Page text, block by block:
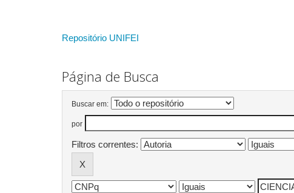
Repositório UNIFEI
Página de Busca
Buscar em:
por
Filtros correntes: